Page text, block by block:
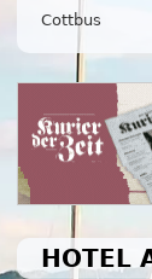
Cottbus
HOTEL